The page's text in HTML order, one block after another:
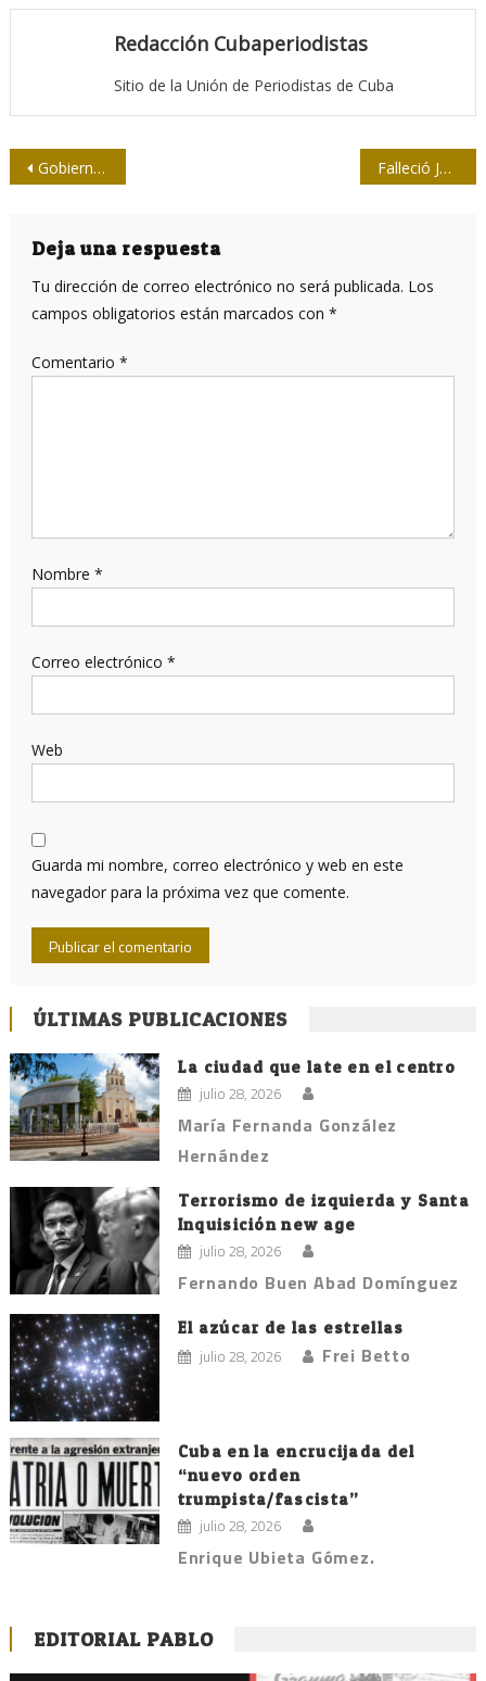
Redacción Cubaperiodistas
Sitio de la Unión de Periodistas de Cuba
Navegación
entradas
Gobiernos de EE.UU. y su concepto de «libertad» Falleció José Gabriel Gumá Díaz, entre los más excelentes periodistas cubanos
Deja una respuesta
Tu dirección de correo electrónico no será publicada. Los
campos obligatorios están marcados con *
Comentario *
Nombre *
Correo electrónico *
Web
Guarda mi nombre, correo electrónico y web en este
navegador para la próxima vez que comente.
ÚLTIMAS PUBLICACIONES
La ciudad que late en el centro
julio 28, 2026
María Fernanda González
Hernández
Terrorismo de izquierda y Santa
Inquisición new age
julio 28, 2026
Fernando Buen Abad Domínguez
El azúcar de las estrellas
julio 28, 2026 Frei Betto
Cuba en la encrucijada del
“nuevo orden
trumpista/fascista”
julio 28, 2026
Enrique Ubieta Gómez.
EDITORIAL PABLO